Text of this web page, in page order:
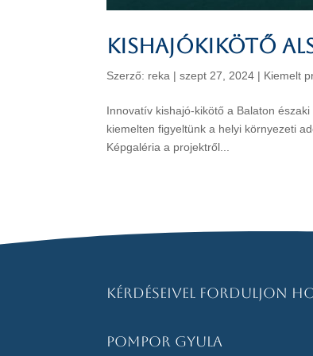
Kishajókikötő
Szerző: reka |szept 27, 2024 | Kiemelt
Innovatív kishajó-kikötő a Balaton
kiemelten figyeltünk a helyi környezeti
Képgaléria a projektről...
Kérdéseivel forduljon
Pompor Gyula